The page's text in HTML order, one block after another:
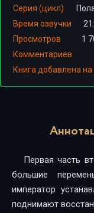
Серия (цикл)
Время озвучки
Просмотров
1
Комментариев
Книга добавлена на
Первая часть
большие
император
поднимают